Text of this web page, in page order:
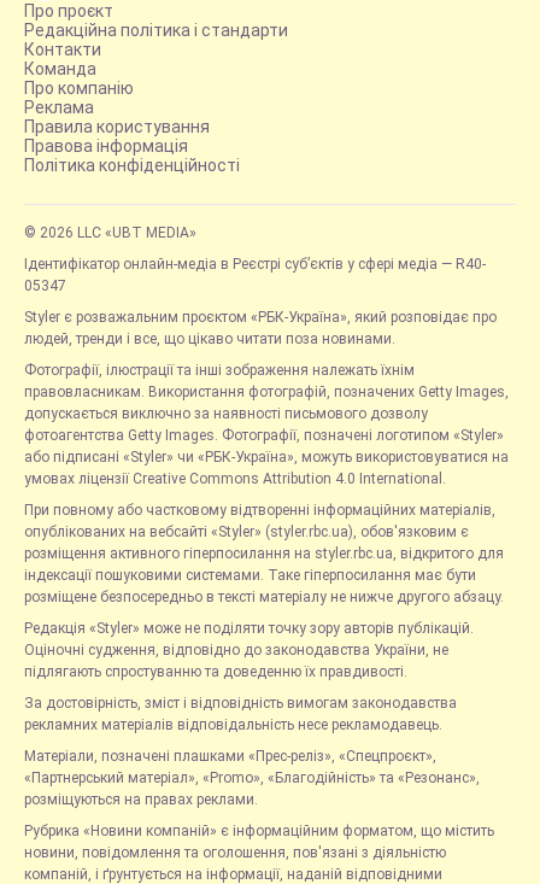
Про проєкт
Редакційна політика і стандарти
Контакти
Команда
Про компанію
Реклама
Правила користування
Правова інформація
Політика конфіденційності
© 2026 LLC «UBT MEDIA»
Ідентифікатор онлайн-медіа в Реєстрі суб’єктів у сфері медіа — R40-
05347
Styler є розважальним проєктом «РБК-Україна», який розповідає про
людей, тренди і все, що цікаво читати поза новинами.
Фотографії, ілюстрації та інші зображення належать їхнім
правовласникам. Використання фотографій, позначених Getty Images,
допускається виключно за наявності письмового дозволу
фотоагентства Getty Images. Фотографії, позначені логотипом «Styler»
або підписані «Styler» чи «РБК-Україна», можуть використовуватися на
умовах ліцензії Creative Commons Attribution 4.0 International.
При повному або частковому відтворенні інформаційних матеріалів,
опублікованих на вебсайті «Styler» (styler.rbc.ua), обов'язковим є
розміщення активного гіперпосилання на styler.rbc.ua, відкритого для
індексації пошуковими системами. Таке гіперпосилання має бути
розміщене безпосередньо в тексті матеріалу не нижче другого абзацу.
Редакція «Styler» може не поділяти точку зору авторів публікацій.
Оціночні судження, відповідно до законодавства України, не
підлягають спростуванню та доведенню їх правдивості.
За достовірність, зміст і відповідність вимогам законодавства
рекламних матеріалів відповідальність несе рекламодавець.
Матеріали, позначені плашками «Прес-реліз», «Спецпроєкт»,
«Партнерський матеріал», «Promo», «Благодійність» та «Резонанс»,
розміщуються на правах реклами.
Рубрика «Новини компаній» є інформаційним форматом, що містить
новини, повідомлення та оголошення, пов'язані з діяльністю
компаній, і ґрунтується на інформації, наданій відповідними